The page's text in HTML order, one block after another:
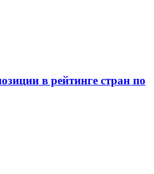
в рейтинге стран по